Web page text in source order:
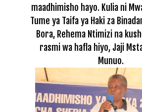
maadhimisho hayo. Kulia ni
Tume ya Taifa ya Haki za
Bora, Rehema Ntimizi na
rasmi wa hafla hiyo, Jaji
Munuo.